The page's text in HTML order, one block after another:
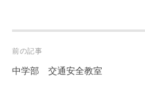
Post
navigation
前の記事
中学部 交通安全教室